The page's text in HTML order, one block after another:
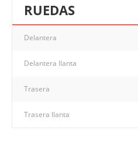
RUEDAS
Delantera
Delantera llanta
Trasera
Trasera llanta